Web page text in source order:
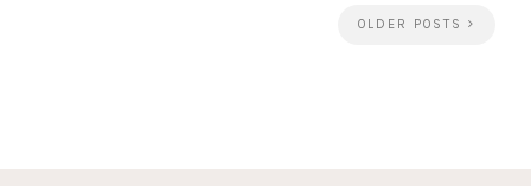
OLDER POSTS